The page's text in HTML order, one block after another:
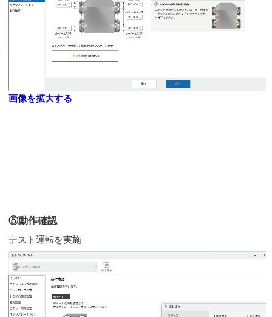
画像を拡大する
⑤動作確認
テスト運転を実施